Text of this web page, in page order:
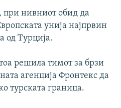
при нивниот обид да
унија најпрвин
од Турција.
решила тимот за брзи
агенција Фронтекс да
турската граница.